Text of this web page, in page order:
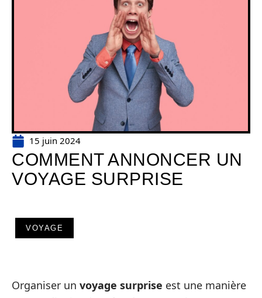
15 juin 2024
COMMENT ANNONCER UN
VOYAGE SURPRISE
VOYAGE
Organiser un voyage surprise est une manière